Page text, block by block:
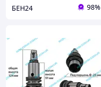
БЕН24 98%